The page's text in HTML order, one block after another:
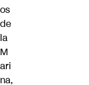
os
de
la
M
ari
na,